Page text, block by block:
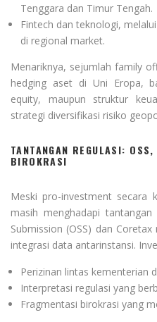
Tenggara dan Timur Tengah.
Fintech dan teknologi,
di regional market.
Menariknya, sejumlah family
hedging aset di Uni Eropa,
equity, maupun struktur
strategi diversifikasi risiko
TANTANGAN REGULASI:
BIROKRASI
Meski pro-investment secara
masih menghadapi
Submission (OSS) dan
integrasi data antarinstansi.
Perizinan lintas kementerian
Interpretasi regulasi yang
Fragmentasi birokrasi yang